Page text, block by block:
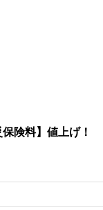
険料】値上げ！